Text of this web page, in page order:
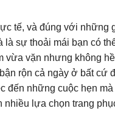
tế, và đúng với những
sự thoải mái bạn có
vừa vặn nhưng không
rộn cả ngày ở bất cứ
đến những cuộc hẹn
lựa chọn trang